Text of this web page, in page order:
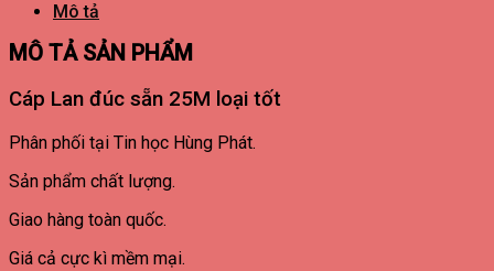
Mô tả
MÔ TẢ SẢN PHẨM
Cáp Lan đúc sẵn 25M loại tốt
Phân phối tại Tin học Hùng Phát.
Sản phẩm chất lượng.
Giao hàng toàn quốc.
Giá cả cực kì mềm mại.